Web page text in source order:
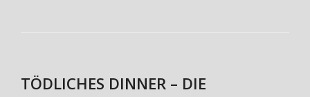
TÖDLICHES DINNER – DIE